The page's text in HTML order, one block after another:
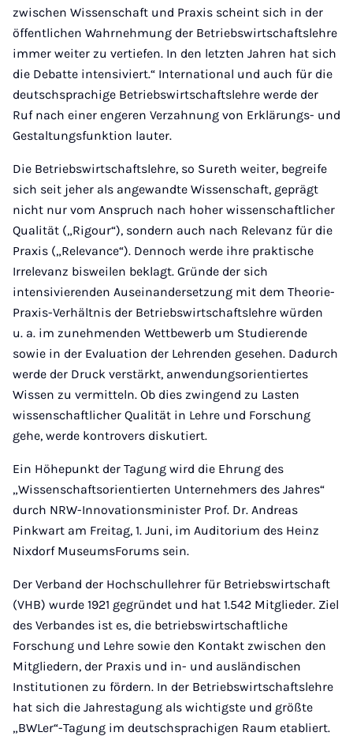
zwischen Wissenschaft und Praxis scheint sich in der
öffentlichen Wahrnehmung der Betriebswirtschaftslehre
immer weiter zu vertiefen. In den letzten Jahren hat sich
die Debatte intensiviert.“ International und auch für die
deutschsprachige Betriebswirtschaftslehre werde der
Ruf nach einer engeren Verzahnung von Erklärungs- und
Gestaltungsfunktion lauter.
Die Betriebswirtschaftslehre, so Sureth weiter, begreife
sich seit jeher als angewandte Wissenschaft, geprägt
nicht nur vom Anspruch nach hoher wissenschaftlicher
Qualität („Rigour“), sondern auch nach Relevanz für die
Praxis („Relevance“). Dennoch werde ihre praktische
Irrelevanz bisweilen beklagt. Gründe der sich
intensivierenden Auseinandersetzung mit dem Theorie-
Praxis-Verhältnis der Betriebswirtschaftslehre würden
u. a. im zunehmenden Wettbewerb um Studierende
sowie in der Evaluation der Lehrenden gesehen. Dadurch
werde der Druck verstärkt, anwendungsorientiertes
Wissen zu vermitteln. Ob dies zwingend zu Lasten
wissenschaftlicher Qualität in Lehre und Forschung
gehe, werde kontrovers diskutiert.
Ein Höhepunkt der Tagung wird die Ehrung des
„Wissenschaftsorientierten Unternehmers des Jahres“
durch NRW-Innovationsminister Prof. Dr. Andreas
Pinkwart am Freitag, 1. Juni, im Auditorium des Heinz
Nixdorf MuseumsForums sein.
Der Verband der Hochschullehrer für Betriebswirtschaft
(VHB) wurde 1921 gegründet und hat 1.542 Mitglieder. Ziel
des Verbandes ist es, die betriebswirtschaftliche
Forschung und Lehre sowie den Kontakt zwischen den
Mitgliedern, der Praxis und in- und ausländischen
Institutionen zu fördern. In der Betriebswirtschaftslehre
hat sich die Jahrestagung als wichtigste und größte
„BWLer“-Tagung im deutschsprachigen Raum etabliert.